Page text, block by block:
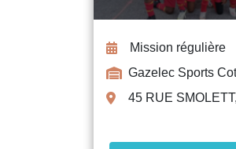
Mission régulière
Gazelec Sports
45 RUE